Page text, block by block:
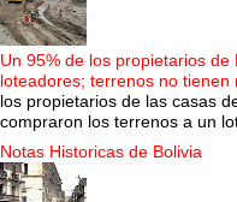
Un 95% de los propietarios
loteadores; terrenos no tienen
los propietarios de las casas
compraron los terrenos a un
Notas Historicas de Bolivia